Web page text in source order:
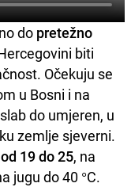
do pretežno
biti
Očekuju se
u Bosni i na
do umjeren, u
zemlje sjeverni.
od 19 do 25, na
jugu do 40 °C.